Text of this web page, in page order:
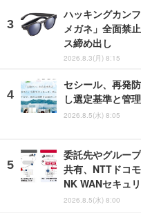
ハッキングカン
メガネ」全面禁
ス締め出し
2026.8.3(月) 8:15
セシール、再発
し選定基準と管
2026.8.5(水) 8:05
委託先やグルー
共有、NTTドコ
NK WANセキュ
2026.8.5(水) 8:00